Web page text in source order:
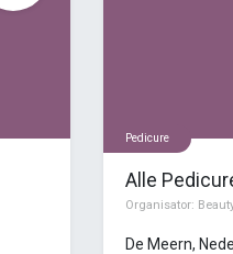
Pedicure
Alle
Organisator:
De Meern,